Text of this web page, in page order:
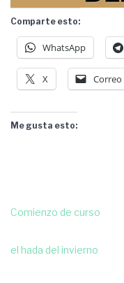
Comparte esto:
WhatsApp
X
Me gusta esto:
Comienzo de curso
el hada del invierno